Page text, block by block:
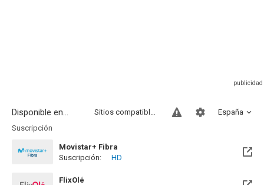
Disponible en... España
Sitios compatibles
Suscripción
Movistar+ Fibra
Disponible hasta el Vie, 01 Ene 2100 (Quedan 73 años)
Suscripción: HD
FlixOlé